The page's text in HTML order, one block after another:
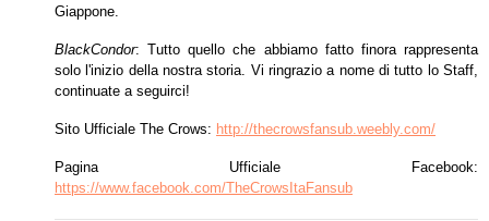
Giappone.
BlackCondor: Tutto quello che abbiamo fatto finora rappresenta
solo l'inizio della nostra storia. Vi ringrazio a nome di tutto lo Staff,
continuate a seguirci!
Sito Ufficiale The Crows: http://thecrowsfansub.weebly.com/
Pagina Ufficiale Facebook:
https://www.facebook.com/TheCrowsItaFansub